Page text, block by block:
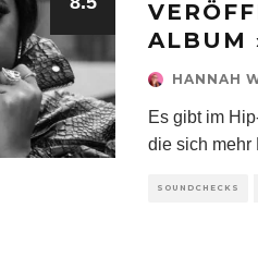
ALBUM
HANNAH
Es gibt im
die sich mehr
SOUNDCHECKS